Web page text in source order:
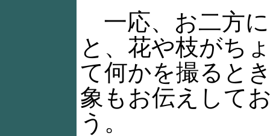
一応、お二方
と、花や枝がち
て何かを撮ると
象もお伝えして
う。